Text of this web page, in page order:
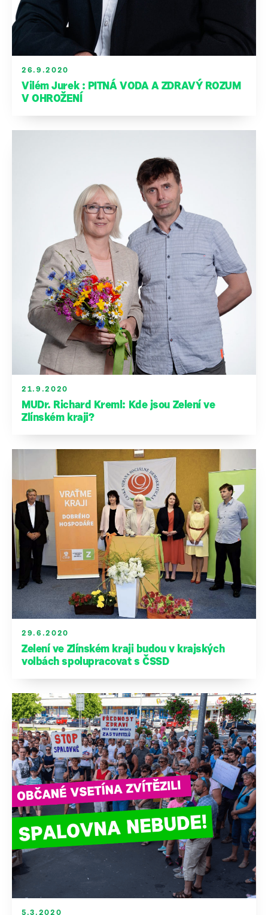
26.9.2020
Vilém Jurek : PITNÁ VODA A ZDRAVÝ ROZUM
V OHROŽENÍ
21.9.2020
MUDr. Richard Kreml: Kde jsou Zelení ve
Zlínském kraji?
29.6.2020
Zelení ve Zlínském kraji budou v krajských
volbách spolupracovat s ČSSD
5.3.2020